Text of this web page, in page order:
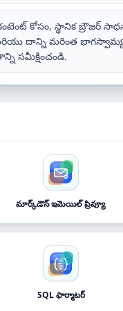
కోసం, స్థానిక బ్రౌజర్
దాన్ని మరింత
సమీక్షించండి.
మార్క్‌డౌన్ ఇమెయిల్ ప్రివ్యూ
SQL ఫార్మాటర్